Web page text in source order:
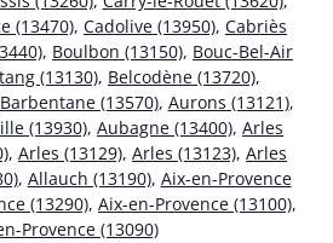
(13470), Cadolive (13950), Cabriès
, Boulbon (13150), Bouc-Bel-Air
(13130), Belcodène (13720),
Barbentane (13570), Aurons (13121),
(13930), Aubagne (13400), Arles
, Arles (13129), Arles (13123), Arles
, Allauch (13190), Aix-en-Provence
(13290), Aix-en-Provence (13100),
Provence (13090)